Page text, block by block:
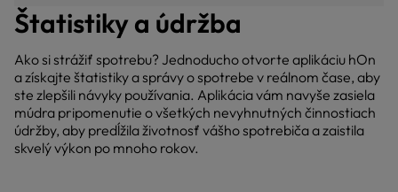
Štatistiky a údržba
Ako si strážiť spotrebu? Jednoducho otvorte aplikáciu hOn
a získajte štatistiky a správy o spotrebe v reálnom čase, aby
ste zlepšili návyky používania. Aplikácia vám navyše zasiela
múdra pripomenutie o všetkých nevyhnutných činnostiach
údržby, aby predĺžila životnosť vášho spotrebiča a zaistila
skvelý výkon po mnoho rokov.